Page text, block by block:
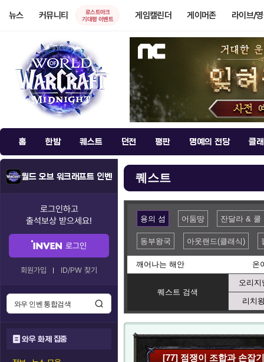
뉴스 커뮤니티
로스트아크
기대평 이벤트
게임캘린더 게이머존 라이브/
홈 한밤 퀘스트 던전 평판 명예의 전당 클
월드 오브 워크래프트 인벤
로그인하고
출석보상 받으세요!
로그인
회원가입 ID/PW 찾기
와우 화제 집중
퀘스트
용의 섬 어둠땅 잔달라 & 쿨
동부왕국 아웃랜드(클래식)
깨어나는 해안 온
퀘스트 검색
오리지
리치
[77] 점쟁이 조합과 손잡기